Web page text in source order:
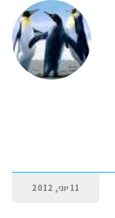
11 יוני, 2012